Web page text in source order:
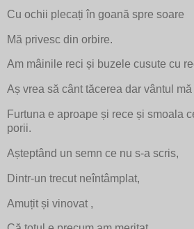
Cu ochii plecați în goană spre soare
Mă privesc din orbire.
Am mâinile reci și buzele cusute cu
Aș vrea să cânt tăcerea dar vântul
Furtuna e aproape și rece și smoala
porii.
Așteptând un semn ce nu s-a scris,
Dintr-un trecut neîntâmplat,
Amuțit și vinovat ,